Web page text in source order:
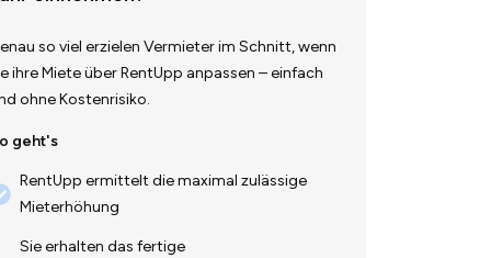
so viel erzielen Vermieter im Schnitt, wenn
ihre Miete über RentUpp anpassen – einfach
ohne Kostenrisiko.
geht's
RentUpp ermittelt die maximal zulässige
Mieterhöhung
Sie erhalten das fertige